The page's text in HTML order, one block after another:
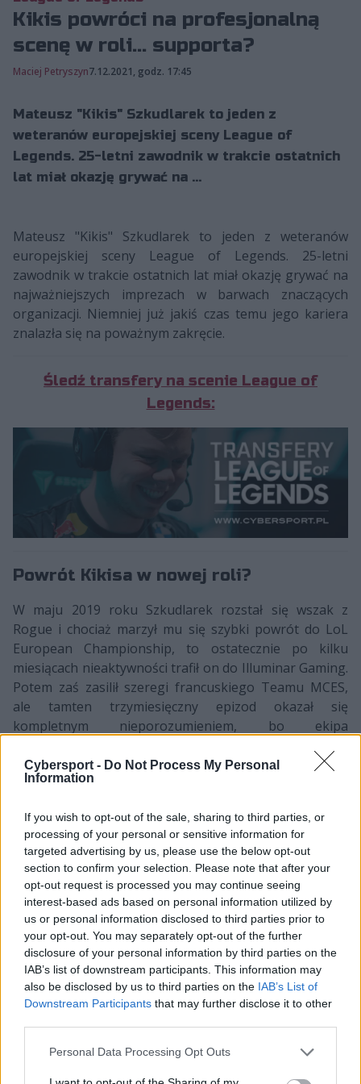
Cybersport - Do Not Process My Personal
Information
If you wish to opt-out of the sale, sharing to third parties, or
processing of your personal or sensitive information for
targeted advertising by us, please use the below opt-out
section to confirm your selection. Please note that after your
opt-out request is processed you may continue seeing
interest-based ads based on personal information utilized by
us or personal information disclosed to third parties prior to
your opt-out. You may separately opt-out of the further
disclosure of your personal information by third parties on the
IAB’s list of downstream participants. This information may
also be disclosed by us to third parties on the IAB’s List of
Downstream Participants that may further disclose it to other
Personal Data Processing Opt Outs
Kikis powróci na profesjonalną
scenę w roli... supporta?
Maciej Petryszyn7.12.2021, godz. 17:45
Mateusz "Kikis" Szkudlarek to jeden z
weteranów europejskiej sceny League of
Legends. 25-letni zawodnik w trakcie ostatnich
lat miał okazję grywać na ...
Mateusz "Kikis" Szkudlarek to jeden z weteranów
europejskiej sceny League of Legends. 25-letni
zawodnik w trakcie ostatnich lat miał okazję grywać na
najważniejszych imprezach w barwach znaczących
organizacji. Niemniej już jakiś czas temu jego kariera
znalazła się na poważnym zakręcie.
Śledź transfery na scenie League of
Legends:
Powrót Kikisa w nowej roli?
W maju 2019 roku Szkudlarek rozstał się wszak z
Rogue i chociaż marzył mu się szybki powrót do LoL
European Championship, to ostatecznie po kilku
miesiącach nieaktywności trafił on do Illuminar Gaming.
Potem zaś zasilił szeregi francuskiego Teamu MCES,
ale tamten trzymiesięczny epizod okazał się
kompletnym nieporozumieniem, bo ekipa
roku Kikis nie grał nigdzie i można było podejrzewać,
że jego przygoda z profesjonalnym LoL-em może
do zrozumienia, że wciąż szuka nowej drużyny.
Niewykluczone, że tę wreszcie udało mu się znaleźć, bo
jak podaje
E.G. Kant z serwisu UpcomerPolak miał
osiągnąć ustne porozumienie z BT EXCEL, które
kompletuje zespół na przyszłoroczny sezon. Co jednak
ciekawe, 25-latek miałby zostać zaangażowany nie jako
toplaner czy leśnik, a jako support! Jest to o tyle
niespodziewanie, że Szkudlarek nigdy jeszcze
profesjonalnie w tej roli nie występował.
Zamulek, Kryze i inni
Niemniej podczas gdy Kikis niczego jeszcze nie